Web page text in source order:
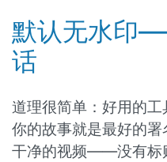
默认无水印
话
道理很简单：好用的工
你的故事就是最好的
干净的视频——没有标